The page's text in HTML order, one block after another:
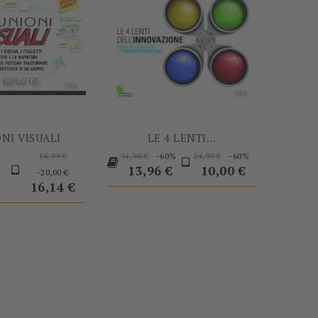
VISUALI
Prezzo
Prezzo
base
16,99 €
-20,00 €
Prezzo
16,14 €
LE 4 LENTI...
Prezzo
base
34,90 € -60%
Prezzo
13,96 €
Prezzo
base
24,99 € -60%
10,00 €